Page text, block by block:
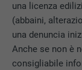
una licenza
(abbaini,
una denuncia
Anche se non è
consigliabile